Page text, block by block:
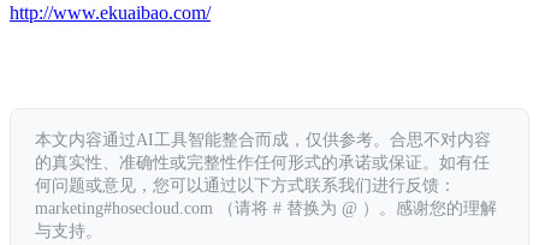
http://www.ekuaibao.com/
本文内容通过AI工具智能整合而成，仅供参考。合思不对内容
的真实性、准确性或完整性作任何形式的承诺或保证。如有任
何问题或意见，您可以通过以下方式联系我们进行反馈：
marketing#hosecloud.com （请将 # 替换为 @ ）。感谢您的理解
与支持。